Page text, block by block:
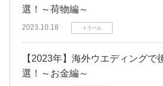
選！～荷物編～
2023.10.18 トラベル
【2023年】海外ウエディングで
選！～お金編～